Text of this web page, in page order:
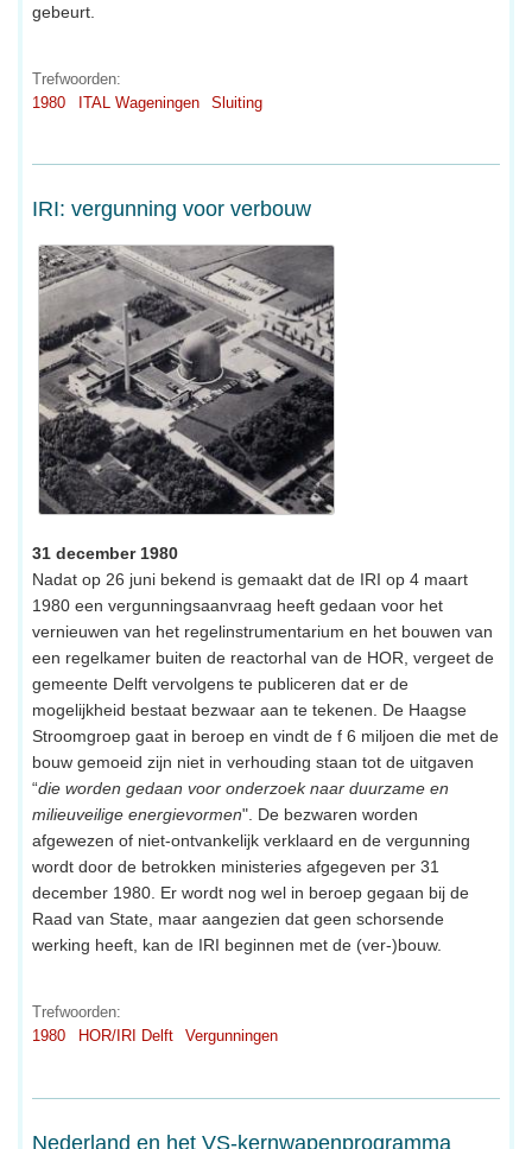
gebeurt.
Trefwoorden:
1980
ITAL Wageningen Sluiting
IRI: vergunning voor verbouw
31 december 1980
Nadat op 26 juni bekend is gemaakt dat de IRI op 4 maart
1980 een vergunningsaanvraag heeft gedaan voor het
vernieuwen van het regelinstrumentarium en het bouwen van
een regelkamer buiten de reactorhal van de HOR, vergeet de
gemeente Delft vervolgens te publiceren dat er de
mogelijkheid bestaat bezwaar aan te tekenen. De Haagse
Stroomgroep gaat in beroep en vindt de f 6 miljoen die met de
bouw gemoeid zijn niet in verhouding staan tot de uitgaven
“die worden gedaan voor onderzoek naar duurzame en
milieuveilige energievormen". De bezwaren worden
afgewezen of niet-ontvankelijk verklaard en de vergunning
wordt door de betrokken ministeries afgegeven per 31
december 1980. Er wordt nog wel in beroep gegaan bij de
Raad van State, maar aangezien dat geen schorsende
werking heeft, kan de IRI beginnen met de (ver-)bouw.
Trefwoorden:
1980
HOR/IRI Delft Vergunningen
Nederland en het VS-kernwapenprogramma